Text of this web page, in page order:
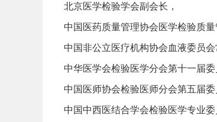
北京医学检验学会副会长，
中国医药质量管理协会医学检验质
中国非公立医疗机构协会血液委员会
中华医学会检验医学分会第十一届
中国医师协会检验医师分会第五届
中国中西医结合学会检验医学专业委